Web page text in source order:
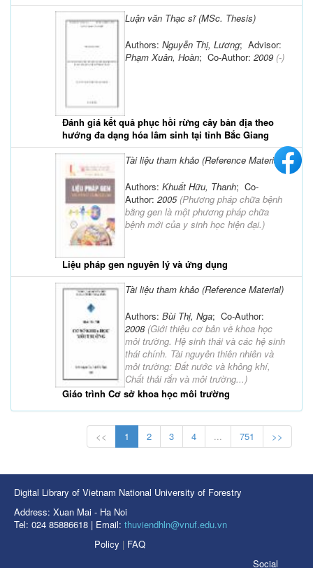
Luận văn Thạc sĩ (MSc. Thesis)
Đánh giá kết quả phục hồi rừng cây bản địa theo
hướng đa dạng hóa lâm sinh tại tỉnh Bắc Giang
Authors: Nguyễn Thị, Lương; Advisor:
Phạm Xuân, Hoàn; Co-Author: 2009 (-)
Tài liệu tham khảo (Reference Material)
Liệu pháp gen nguyên lý và ứng dụng
Authors: Khuất Hữu, Thanh; Co-
Author: 2005(Phương pháp chữa bệnh
bằng gen là một phương pháp chữa
bệnh mới của y sinh học hiện đại.)
Tài liệu tham khảo (Reference Material)
Giáo trình Cơ sở khoa học môi trường
Authors: Bùi Thị, Nga; Co-Author:
2008 (Giới thiệu cơ bản về khoa học
môi trường. Hệ sinh thái và các hệ sinh
thái chính. Tài nguyên thiên nhiên và
môi trường: Đất nước và không khí,
Chất thải rắn và môi trường...)
<< 1 2 3 4 ... 751 >>
Digital Library of Vietnam National University of Forestry
Address: Xuan Mai - Ha Noi
Tel: 024 85886618 | Email: thuviendhln@vnuf.edu.vn
Policy | FAQ
Social